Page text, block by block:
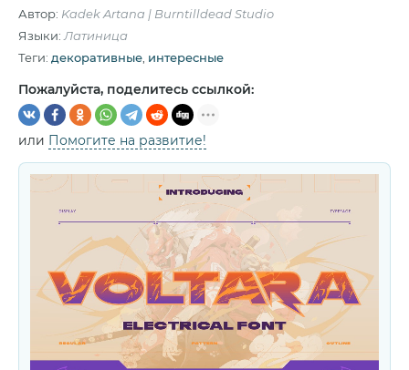
Автор: Kadek Artana | Burntilldead Studio
Языки: Латиница
Теги: декоративные интересные
Пожалуйста, поделитесь ссылкой:
или Помогите на развитие!